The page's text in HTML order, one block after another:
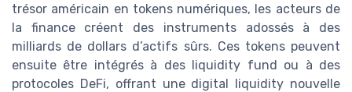
trésor américain en tokens numériques, les acteurs de
la finance créent des instruments adossés à des
milliards de dollars d’actifs sûrs. Ces tokens peuvent
ensuite être intégrés à des liquidity fund ou à des
protocoles DeFi, offrant une digital liquidity nouvelle